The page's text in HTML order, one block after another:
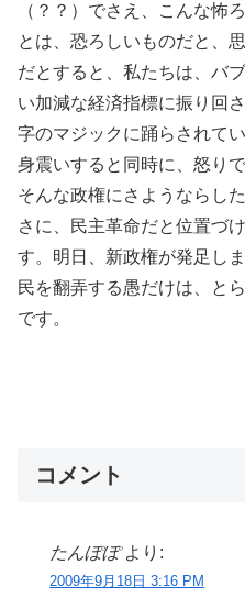
（？？）でさえ、こんな怖
とは、恐ろしいものだと、
だとすると、私たちは、バ
い加減な経済指標に振り回
字のマジックに踊らされて
身震いすると同時に、怒り
そんな政権にさようならし
さに、民主革命だと位置づ
す。明日、新政権が発足し
民を翻弄する愚だけは、と
です。
コメント
たんぽぽ より:
2009年9月18日 3:16 PM